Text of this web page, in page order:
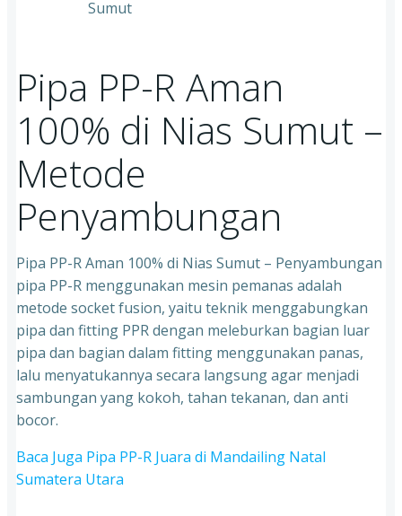
Pipa PP-R Aman
100% di Nias Sumut –
Metode
Penyambungan
Pipa PP-R Aman 100% di Nias Sumut – Penyambungan
pipa PP-R menggunakan mesin pemanas adalah
metode socket fusion, yaitu teknik menggabungkan
pipa dan fitting PPR dengan meleburkan bagian luar
pipa dan bagian dalam fitting menggunakan panas,
lalu menyatukannya secara langsung agar menjadi
sambungan yang kokoh, tahan tekanan, dan anti
bocor.
Baca Juga Pipa PP-R Juara di Mandailing Natal
Sumatera Utara